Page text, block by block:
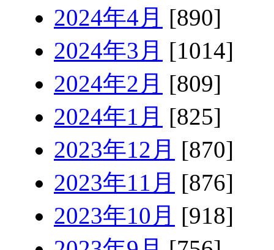
2024年4月 [890]
2024年3月 [1014]
2024年2月 [809]
2024年1月 [825]
2023年12月 [870]
2023年11月 [876]
2023年10月 [918]